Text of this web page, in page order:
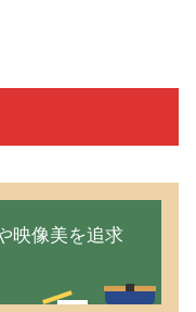
映像美を追求